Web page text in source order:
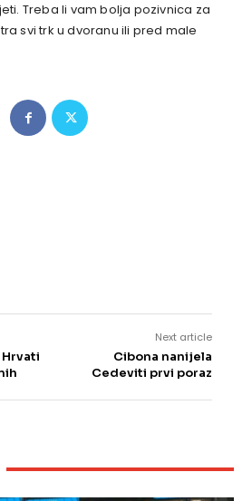
Treba li vam bolja pozivnica za
svi trk u dvoranu ili pred male
Next article
Cibona nanijela
Cedeviti prvi poraz